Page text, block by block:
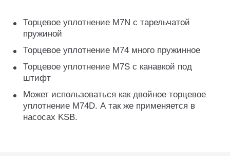
Торцевое уплотнение M7N с тарельчатой
пружиной
Торцевое уплотнение M74 много пружинное
Торцевое уплотнение M7S с канавкой под
штифт
Может использоваться как двойное торцевое
уплотнение M74D. А так же применяется в
насосах KSB.